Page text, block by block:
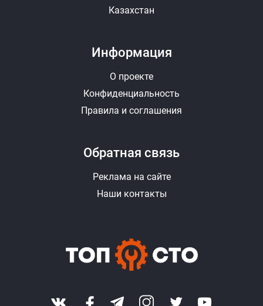
Казахстан
Информация
О проекте
Конфиденциальность
Правила и соглашения
Обратная связь
Реклама на сайте
Наши контакты